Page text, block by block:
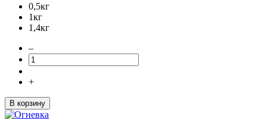
0,5кг
1кг
1,4кг
–
+
В корзину